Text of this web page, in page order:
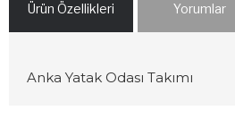
Ürün Özellikleri Yorumlar
Anka Yatak Odası Takımı